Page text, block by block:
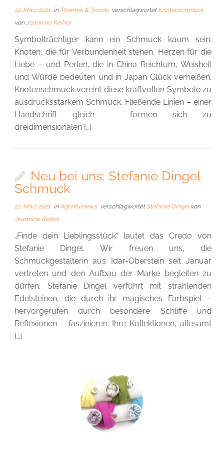
22. März 2021in Themen & Trends verschlagwortet Knotenschmuck
vonJeannine Reiher
Symbolträchtiger kann ein Schmuck kaum sein:
Knoten, die für Verbundenheit stehen, Herzen für die
Liebe – und Perlen, die in China Reichtum, Weisheit
und Würde bedeuten und in Japan Glück verheißen.
Knotenschmuck vereint diese kraftvollen Symbole zu
ausdrucksstarkem Schmuck. Fließende Linien – einer
Handschrift gleich – formen sich zu
dreidimensionalen […]
Neu bei uns: Stefanie Dingel
Schmuck
22. März 2021inAgenturnews verschlagwortet Stefanie Dingel von
Jeannine Reiher
„Finde dein Lieblingsstück“ lautet das Credo von
Stefanie Dingel. Wir freuen uns, die
Schmuckgestalterin aus Idar-Oberstein seit Januar
vertreten und den Aufbau der Marke begleiten zu
dürfen. Stefanie Dingel verführt mit strahlenden
Edelsteinen, die durch ihr magisches Farbspiel –
hervorgerufen durch besondere Schliffe und
Reflexionen – faszinieren. Ihre Kollektionen, allesamt
[…]